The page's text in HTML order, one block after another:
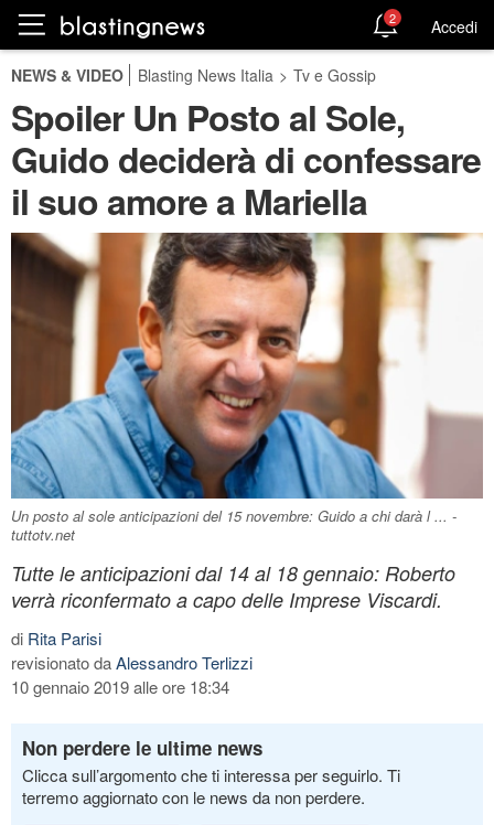
2 Accedi
NEWS & VIDEO Blasting News Italia > Tv e Gossip
Spoiler Un Posto al Sole,
Guido deciderà di confessare
il suo amore a Mariella
Un posto al sole anticipazioni del 15 novembre: Guido a chi darà l ... -
tuttotv.net
Tutte le anticipazioni dal 14 al 18 gennaio: Roberto
verrà riconfermato a capo delle Imprese Viscardi.
di Rita Parisi
revisionato daAlessandro Terlizzi
10 gennaio 2019 alle ore 18:34
Non perdere le ultime news
Clicca sull’argomento che ti interessa per seguirlo. Ti
terremo aggiornato con le news da non perdere.